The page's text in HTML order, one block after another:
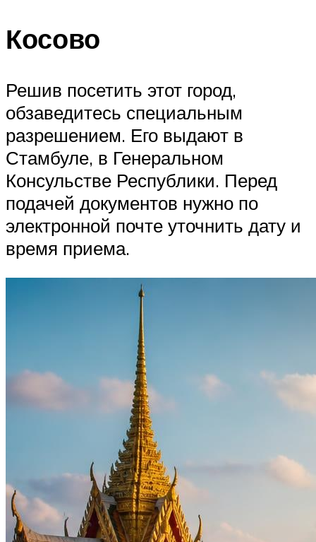
Косово
Решив посетить этот город,
обзаведитесь специальным
разрешением. Его выдают в
Стамбуле, в Генеральном
Консульстве Республики. Перед
подачей документов нужно по
электронной почте уточнить дату и
время приема.